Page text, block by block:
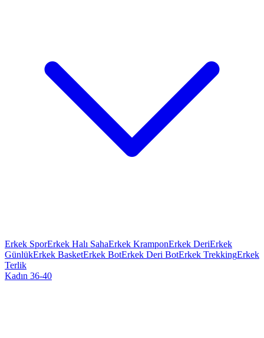
Erkek SporErkek Halı SahaErkek KramponErkek DeriErkek
GünlükErkek BasketErkek BotErkek Deri BotErkek TrekkingErkek
Terlik
Kadın 36-40